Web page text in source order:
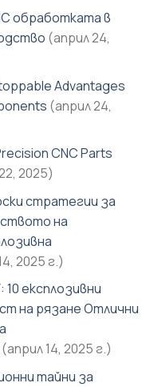
обработката в
(април 24,
Advantages
(април 24,
CNC Parts
2025)
стратегии за
на
2025 г.)
експлозивни
на рязане Отлични
(април 14, 2025 г.)
тайни за